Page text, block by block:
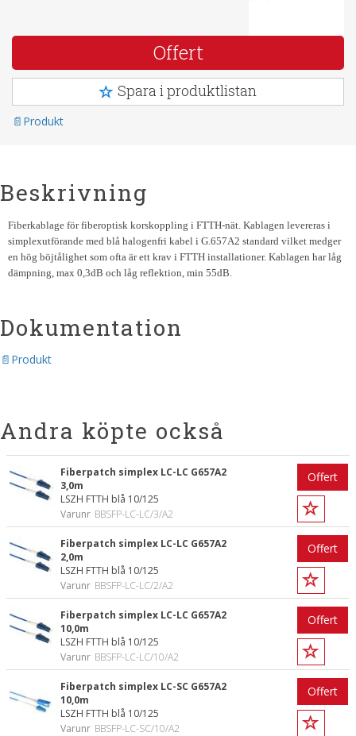
Offert
Spara i produktlistan
Produkt
Beskrivning
Fiberkablage för fiberoptisk korskoppling i FTTH-nät. Kablagen levereras i
simplexutförande med blå halogenfri kabel i G.657A2 standard vilket medger
en hög böjtålighet som ofta är ett krav i FTTH installationer. Kablagen har låg
dämpning, max 0,3dB och låg reflektion, min 55dB.
Dokumentation
Produkt
Andra köpte också
Fiberpatch simplex LC-LC G657A2
3,0m
LSZH FTTH blå 10/125
Varunr BBSFP-LC-LC/3/A2
Offert
Fiberpatch simplex LC-LC G657A2
2,0m
LSZH FTTH blå 10/125
Varunr BBSFP-LC-LC/2/A2
Offert
Fiberpatch simplex LC-LC G657A2
10,0m
LSZH FTTH blå 10/125
Varunr BBSFP-LC-LC/10/A2
Offert
Fiberpatch simplex LC-SC G657A2
10,0m
LSZH FTTH blå 10/125
Varunr BBSFP-LC-SC/10/A2
Offert